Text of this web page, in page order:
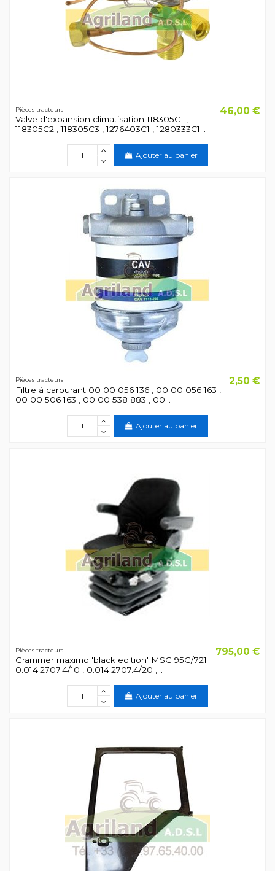
Pièces tracteurs
Valve d'expansion climatisation 118305C1 ,
118305C2 , 118305C3 , 1276403C1 , 1280333C1...
46,00 €
Ajouter au panier
Pièces tracteurs
Filtre à carburant 00 00 056 136 , 00 00 056 163 ,
00 00 506 163 , 00 00 538 883 , 00...
2,50 €
Ajouter au panier
Pièces tracteurs
Grammer maximo 'black edition' MSG 95G/721
0.014.2707.4/10 , 0.014.2707.4/20 ,...
795,00 €
Ajouter au panier